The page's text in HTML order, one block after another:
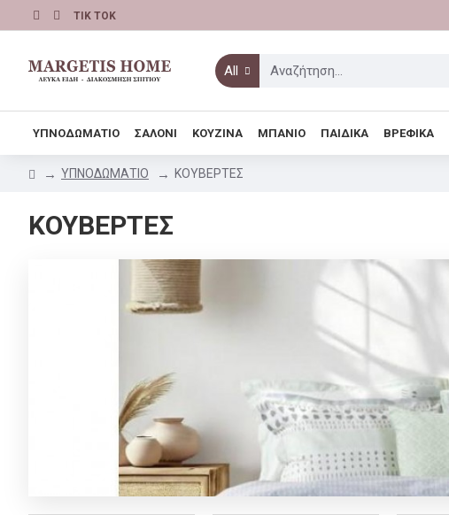
TIK TOK
All
ΥΠΝΟΔΩΜΑΤΙΟ ΣΑΛΟΝΙ ΚΟΥΖΙΝΑ ΜΠΑΝΙΟ ΠΑΙΔΙΚΑ ΒΡΕΦΙΚΑ
ΥΠΝΟΔΩΜΑΤΙΟ ΚΟΥΒΕΡΤΕΣ
ΚΟΥΒΕΡΤΕΣ